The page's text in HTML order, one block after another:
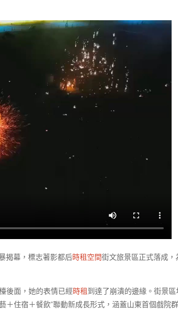
揭幕，標志著影都后時租空間街文旅景區正式落成，
後面，她的表情已經時租 到達了崩潰的邊緣。街景區
＋住宿＋餐飲”聯動新成長形式，涵蓋山東首個戲院群